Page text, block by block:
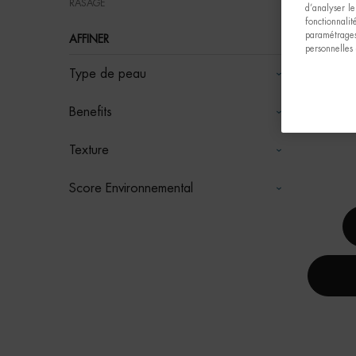
RASAGE
AFFINER
Type de peau
Benefits
Texture
Score Environnemental
d’analyser